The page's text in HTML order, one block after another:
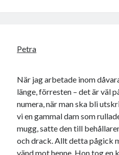
Petra
När jag arbetade inom
länge, förresten – det är väl
numera, när man ska bli
vi en gammal dam som
mugg, satte den till
och drack. Allt detta pågick
vänd mot henne. Hon tog en